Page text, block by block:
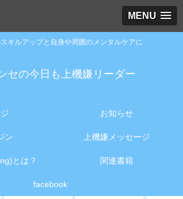
MENU
キルアップと自身や周囲のメンタルケアに
セの今日も上機嫌リーダー
お知らせ
ン 上機嫌メッセージ
とは？ 関連書籍
facebook